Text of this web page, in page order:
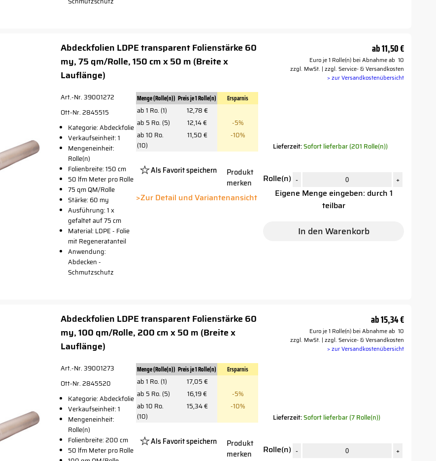
Abdeckfolien LDPE transparent Folienstärke 60
my, 75 qm/Rolle, 150 cm x 50 m (Breite x
Lauflänge)
Art.-Nr. 39001272
Ott-Nr. 2845515
Kategorie: Abdeckfolie
Verkaufseinheit: 1
Mengeneinheit:
Rolle(n)
Folienbreite: 150 cm
50 lfm Meter pro Rolle
75 qm QM/Rolle
Stärke: 60 my
Ausführung: 1 x
gefaltet auf 75 cm
Material: LDPE - Folie
mit Regeneratanteil
Anwendung:
Abdecken -
Schmutzschutz
Menge (Rolle(n)) Preis je 1 Rolle(n)
Ersparnis
ab 1 Ro. (1)
12,78 €
ab 5 Ro. (5)
12,14 €
-5%
ab 10 Ro.
(10)
11,50 € -10%
Als Favorit speichern
Button
Produkt
merken
>Zur Detail und Variantenansicht
ab11,50 €
Euro je 1 Rolle(n) bei Abnahme ab 10
zzgl. MwSt. | zzgl. Service- & Versandkosten
> zur Versandkostenübersicht
Lieferzeit:Sofort lieferbar (201 Rolle(n))
Rolle(n) - +
Eigene Menge eingeben: durch 1
teilbar
In den Warenkorb
Abdeckfolien LDPE transparent Folienstärke 60
my, 100 qm/Rolle, 200 cm x 50 m (Breite x
Lauflänge)
Art.-Nr. 39001273
Ott-Nr. 2845520
Kategorie: Abdeckfolie
Verkaufseinheit: 1
Mengeneinheit:
Rolle(n)
Folienbreite: 200 cm
50 lfm Meter pro Rolle
Menge (Rolle(n)) Preis je 1 Rolle(n)
Ersparnis
ab 1 Ro. (1)
17,05 €
ab 5 Ro. (5)
16,19 €
-5%
ab 10 Ro.
(10)
15,34 € -10%
Als Favorit speichern
Produkt
merken
ab15,34 €
Euro je 1 Rolle(n) bei Abnahme ab 10
zzgl. MwSt. | zzgl. Service- & Versandkosten
> zur Versandkostenübersicht
Lieferzeit:Sofort lieferbar (7 Rolle(n))
Rolle(n) - +